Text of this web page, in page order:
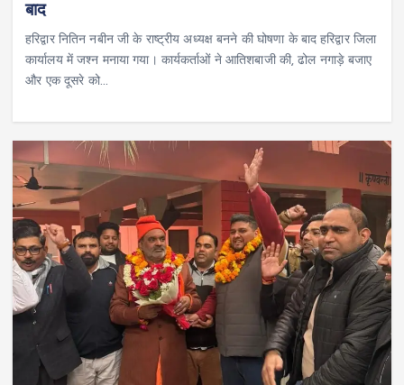
बाद
हरिद्वार नितिन नबीन जी के राष्ट्रीय अध्यक्ष बनने की घोषणा के बाद हरिद्वार जिला
कार्यालय में जश्न मनाया गया। कार्यकर्ताओं ने आतिशबाजी की, ढोल नगाड़े बजाए
और एक दूसरे को…